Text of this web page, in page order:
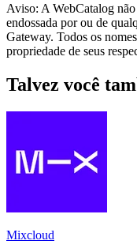
Aviso: A WebCatalog
endossada por ou de
Gateway. Todos os
propriedade de seus
Talvez você
Mixcloud